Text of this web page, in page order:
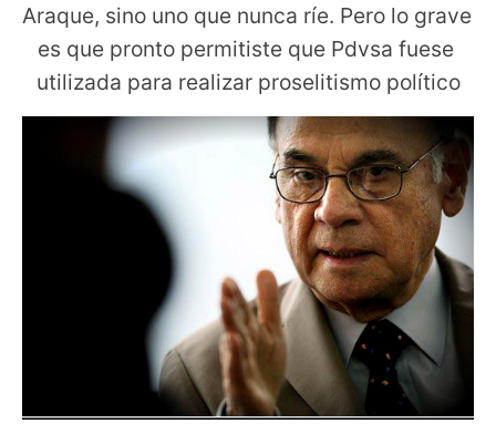
Araque, sino uno que nunca ríe. Pero lo grave
es que pronto permitiste que Pdvsa fuese
utilizada para realizar proselitismo político